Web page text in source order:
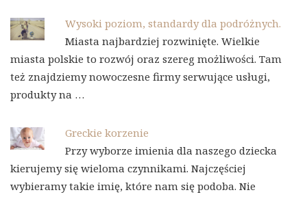
Wysoki poziom, standardy dla podróżnych.
Miasta najbardziej rozwinięte. Wielkie
miasta polskie to rozwój oraz szereg możliwości. Tam
też znajdziemy nowoczesne firmy serwujące usługi,
produkty na …
Greckie korzenie
Przy wyborze imienia dla naszego dziecka
kierujemy się wieloma czynnikami. Najczęściej
wybieramy takie imię, które nam się podoba. Nie